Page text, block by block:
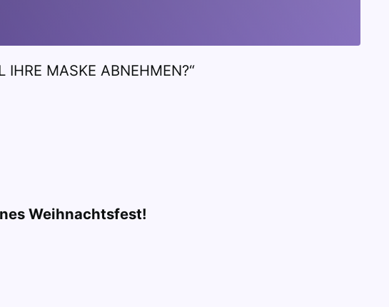
IHRE MASKE ABNEHMEN?“
Weihnachtsfest!